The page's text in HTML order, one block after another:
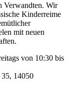
Verwandten. Wir
Kinderreime
mit neuen
von 10:30 bis
14050